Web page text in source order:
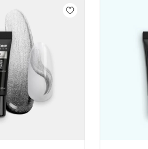
New Gold UV Painting Gel
Ajouter à la liste